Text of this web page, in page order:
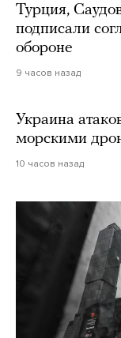
Турция,
подписали
обороне
9 часов назад
Украина
морскими
10 часов назад